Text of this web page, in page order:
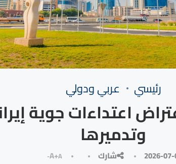
رئيسي ⁠عربي ودولي
اعتداءات جوية
وتدميرها
2026- شارك A+A-